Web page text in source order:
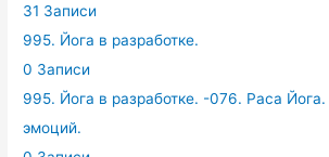
31 Записи
995. Йога в разработке.
0 Записи
995. Йога в разработке. -076. Раса Йога.
эмоций.